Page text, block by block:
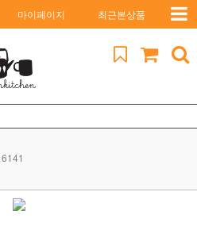
마이페이지 최근본상품